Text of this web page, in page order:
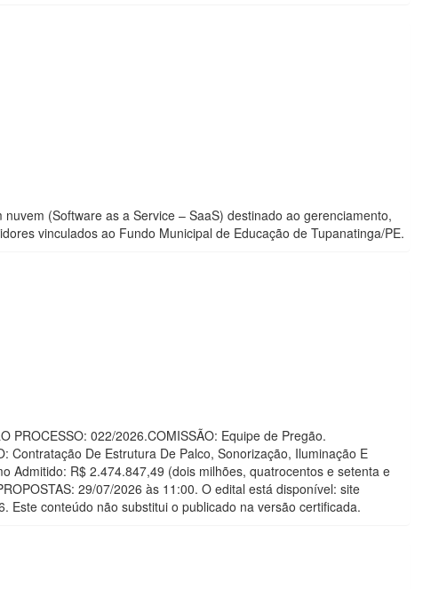
(Software as a Service – SaaS) destinado ao gerenciamento,
vinculados ao Fundo Municipal de Educação de Tupanatinga/PE.
PROCESSO: 022/2026.COMISSÃO: Equipe de Pregão.
Contratação De Estrutura De Palco, Sonorização, Iluminação E
Admitido: R$ 2.474.847,49 (dois milhões, quatrocentos e setenta e
29/07/2026 às 11:00. O edital está disponível: site
Este conteúdo não substitui o publicado na versão certificada.